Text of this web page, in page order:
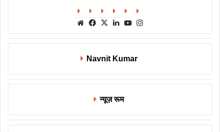
WebsiteFacebook
X LinkedInYouTube
Navnit Kumar
न्यूज़ रूम